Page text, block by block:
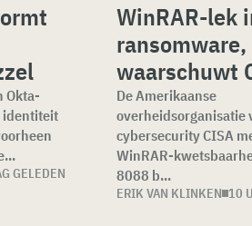
Okta-
identiteit
GELEDEN
WinRAR-lek
ransomware,
waarschuwt
De Amerikaanse
overheidsorganisatie
cybersecurity CISA
WinRAR-
8088 b...
ERIK VAN KLINKEN 10